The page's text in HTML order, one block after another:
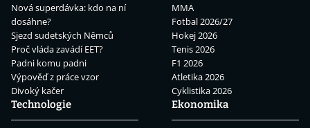
Nová superdávka: kdo na ní
dosáhne?
Sjezd sudetských Němců
Proč vláda zavádí EET?
Padni komu padni
Výpověď z práce vzor
Divoký kačer
MMA
Fotbal 2026/27
Hokej 2026
Tenis 2026
F1 2026
Atletika 2026
Cyklistika 2026
Technologie
Ekonomika